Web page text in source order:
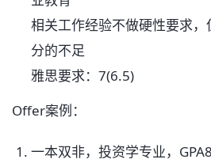
相关工作经验不做硬性要求
分的不足
雅思要求：7(6.5)
Offer案例：
一本双非，投资学专业，